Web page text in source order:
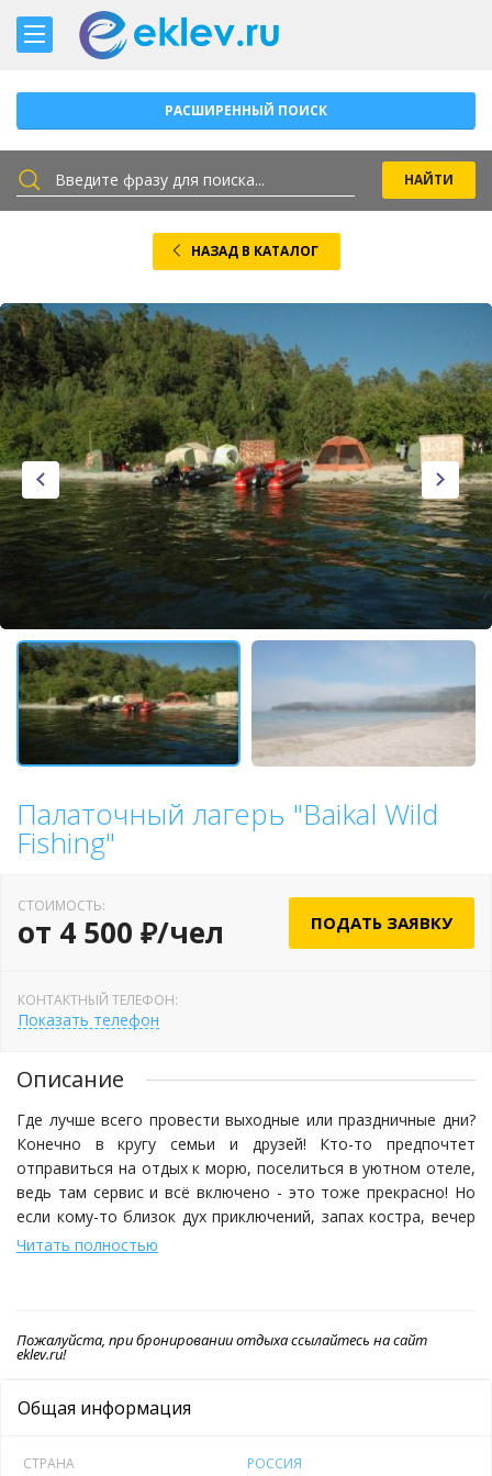
РАСШИРЕННЫЙ ПОИСК
НАЗАД В КАТАЛОГ
Палаточный лагерь "Baikal Wild
Fishing"
СТОИМОСТЬ:
от 4 500 ₽/чел ПОДАТЬ ЗАЯВКУ
КОНТАКТНЫЙ ТЕЛЕФОН:
Показать телефон
Описание
Где лучше всего провести выходные или праздничные дни?
Конечно в кругу семьи и друзей! Кто-то предпочтет
отправиться на отдых к морю, поселиться в уютном отеле,
ведь там сервис и всё включено - это тоже прекрасно! Но
если кому-то близок дух приключений, запах костра, вечер
за столом с единомышленниками, которые на перебой
победы... Тогда мы ждём Вас! Размещение в тихой бухте,
флотилия из 2-х лодок с мотором плюс инструктор, плюс
Читать полностью
Пожалуйста, при бронировании отдыха ссылайтесь на сайт
eklev.ru!
Общая информация
СТРАНА РОССИЯ